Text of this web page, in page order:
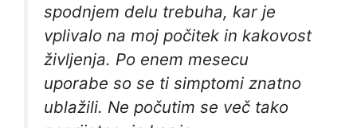
spodnjem delu trebuha, kar je
vplivalo na moj počitek in kakovost
življenja. Po enem mesecu
uporabe so se ti simptomi znatno
ublažili. Ne počutim se več tako